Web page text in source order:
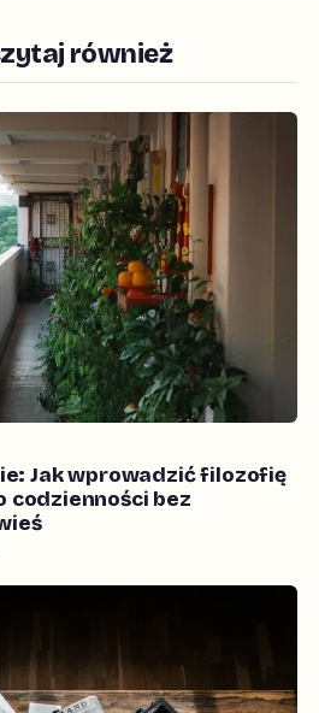
również
Jak wprowadzić filozofię
codzienności bez